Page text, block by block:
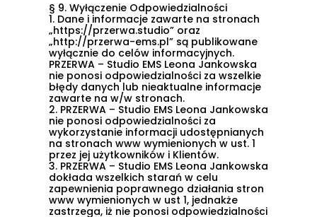
§ 9. Wyłączenie Odpowiedzialności
1. Dane i informacje zawarte na stronach
„https://przerwa.studio” oraz
„http://przerwa-ems.pl” są publikowane
wyłącznie do celów informacyjnych.
PRZERWA – Studio EMS Leona Jankowska
nie ponosi odpowiedzialności za wszelkie
błędy danych lub nieaktualne informacje
zawarte na w/w stronach.
2. PRZERWA – Studio EMS Leona Jankowska
nie ponosi odpowiedzialności za
wykorzystanie informacji udostępnianych
na stronach www wymienionych w ust. 1
przez jej użytkowników i Klientów.
3. PRZERWA – Studio EMS Leona Jankowska
dokłada wszelkich starań w celu
zapewnienia poprawnego działania stron
www wymienionych w ust 1, jednakże
zastrzega, iż nie ponosi odpowiedzialności